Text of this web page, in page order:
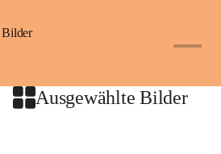
Bilder
Ausgewählte Bilder